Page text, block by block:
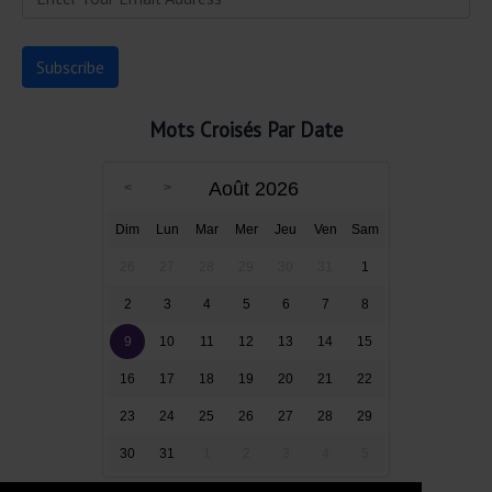
Mots Croisés Par Date
Août 2026
Dim Lun Mar Mer Jeu Ven Sam
1
2 3 4 5 6 7 8
9 10 11 12 13 14 15
16 17 18 19 20 21 22
23 24 25 26 27 28 29
30 31